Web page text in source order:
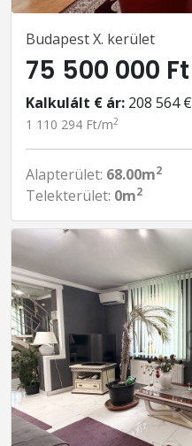
Budapest X. kerület
75 500 000 Ft
Kalkulált € ár: 208 564 €
1 110 294 Ft/m2
Alapterület: 68.00m2
Telekterület: 0m2